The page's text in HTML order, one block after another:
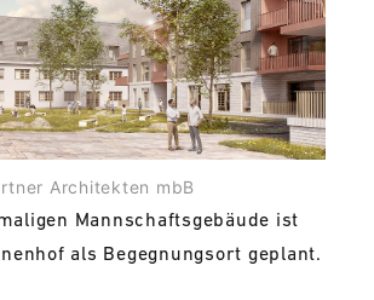
Architekten mbB
Mannschaftsgebäude ist
als Begegnungsort geplant.